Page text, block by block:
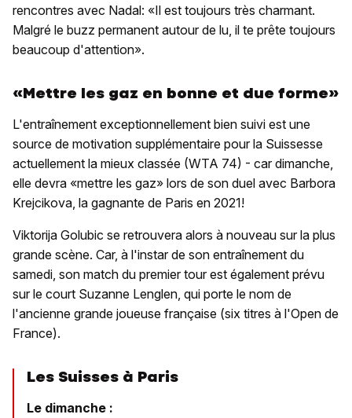
rencontres avec Nadal: «Il est toujours très charmant.
Malgré le buzz permanent autour de lu, il te prête toujours
beaucoup d'attention».
«Mettre les gaz en bonne et due forme»
L'entraînement exceptionnellement bien suivi est une
source de motivation supplémentaire pour la Suissesse
actuellement la mieux classée (WTA 74) - car dimanche,
elle devra «mettre les gaz» lors de son duel avec Barbora
Krejcikova, la gagnante de Paris en 2021!
Viktorija Golubic se retrouvera alors à nouveau sur la plus
grande scène. Car, à l'instar de son entraînement du
samedi, son match du premier tour est également prévu
sur le court Suzanne Lenglen, qui porte le nom de
l'ancienne grande joueuse française (six titres à l'Open de
France).
Les Suisses à Paris
Le dimanche :